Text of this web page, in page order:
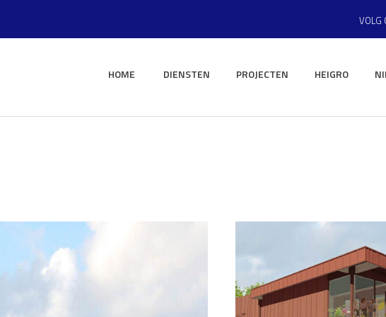
VOLG
HOME DIENSTEN PROJECTEN HEIGRO